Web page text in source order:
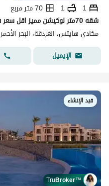
1
1
70 متر مربع
مكادى هايتس، الغردقة، البحر الأحمر
الإيميل
قيد الإنشاء
TruBroker™